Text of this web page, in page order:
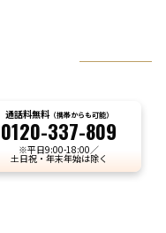
通話料無料（携帯からも可能）
0120-337-809
※平日9:00-18:00／
土日祝・年末年始は除く